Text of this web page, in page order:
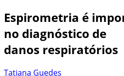
Espirometria é
no diagnóstico de
danos respiratórios
Tatiana Guedes